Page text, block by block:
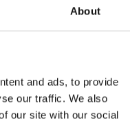
About
and ads, to provide
our traffic. We also
our site with our social
téléphonique